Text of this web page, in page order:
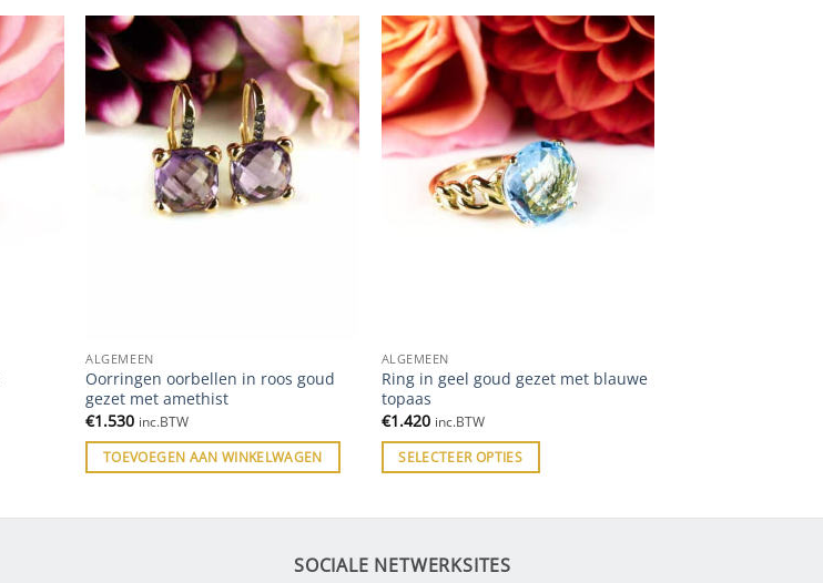
ALGEMEEN
Oorringen oorbellen in roos goud
gezet met amethist
€1.530 inc.BTW
TOEVOEGEN AAN WINKELWAGEN
ALGEMEEN
Ring in geel goud gezet met blauwe
topaas
€1.420 inc.BTW
SELECTEER OPTIES
SOCIALE NETWERKSITES